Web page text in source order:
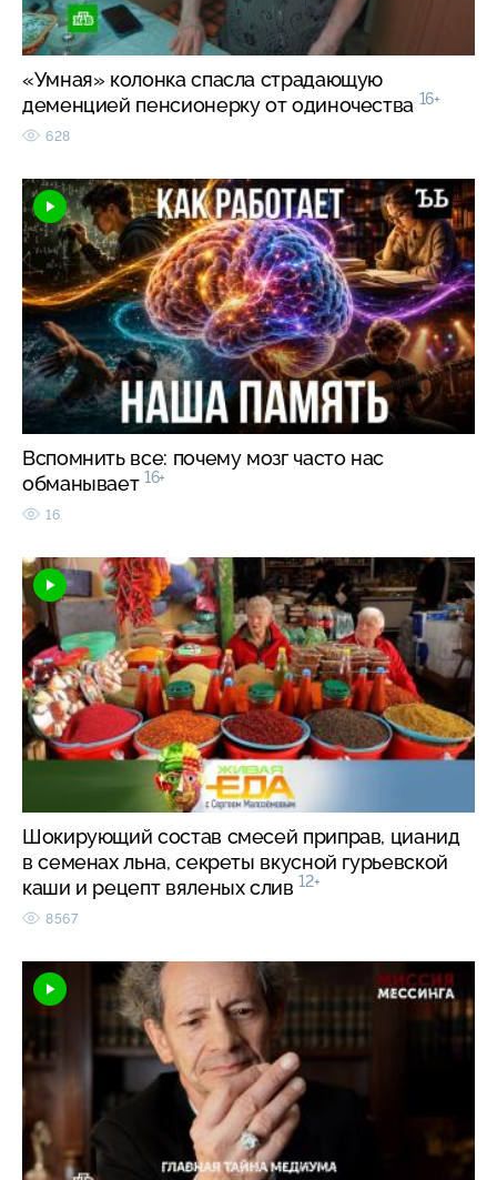
«Умная» колонка спасла страдающую
деменцией пенсионерку от одиночества 16+
628
Вспомнить все: почему мозг часто нас
обманывает 16+
16
Шокирующий состав смесей приправ, цианид
в семенах льна, секреты вкусной гурьевской
каши и рецепт вяленых слив 12+
8567